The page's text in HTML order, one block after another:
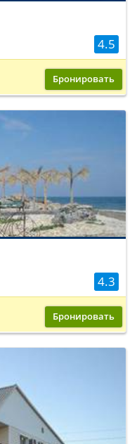
4.5
Бронировать
4.3
Бронировать